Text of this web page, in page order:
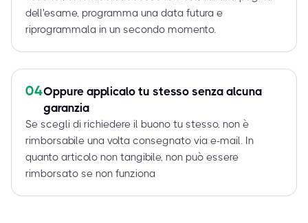
dell'esame, programma una data futura e
riprogrammala in un secondo momento.
04Oppure applicalo tu stesso senza alcuna
garanzia
Se scegli di richiedere il buono tu stesso, non è
rimborsabile una volta consegnato via e-mail. In
quanto articolo non tangibile, non può essere
rimborsato se non funziona